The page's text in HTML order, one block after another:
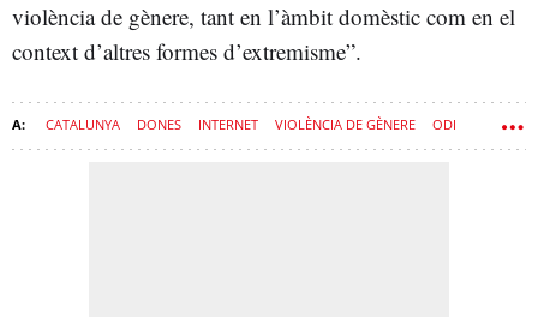
violència de gènere, tant en l’àmbit domèstic com en el
context d’altres formes d’extremisme”.
CATALUNYA DONES INTERNET VIOLÈNCIA DE GÈNERE ODI